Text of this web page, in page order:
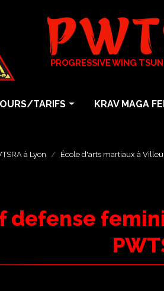
PROGRESSIVE WING
TARIFS
particuliers
Maga Femme Self Défense
KRAV MAGA
à Lyon École d'arts martiaux à
defense